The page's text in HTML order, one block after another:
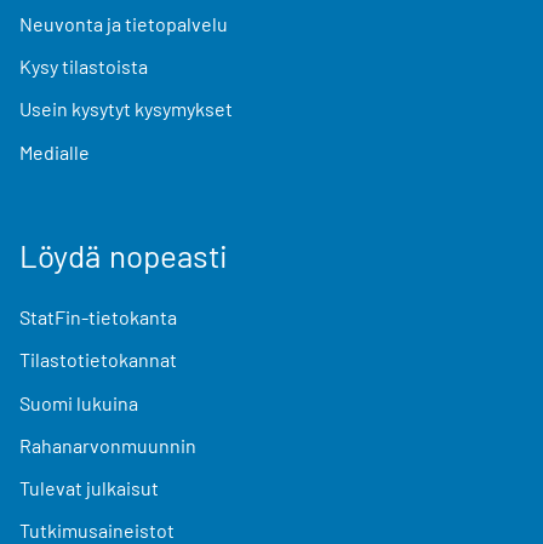
Neuvonta ja tietopalvelu
Kysy tilastoista
Usein kysytyt kysymykset
Medialle
Löydä nopeasti
StatFin-tietokanta
Tilastotietokannat
Suomi lukuina
Rahanarvonmuunnin
Tulevat julkaisut
Tutkimusaineistot